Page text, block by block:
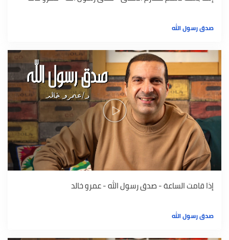
صدق رسول الله
إذا قامت الساعة - صدق رسول الله - عمرو خالد
صدق رسول الله